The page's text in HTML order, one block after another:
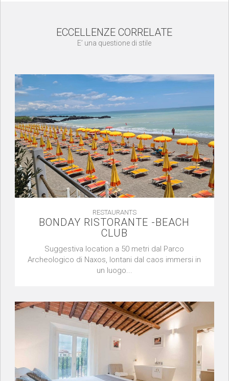
ECCELLENZE CORRELATE
E’ una questione di stile
RESTAURANTS
BONDAY RISTORANTE -BEACH
CLUB
Suggestiva location a 50 metri dal Parco
Archeologico di Naxos, lontani dal caos immersi in
un luogo...